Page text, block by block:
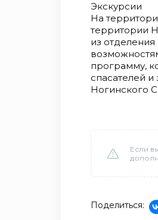
Экскурсии
На
территории
из
программу,
спасателей и
Ногинского
Если
Поделиться: